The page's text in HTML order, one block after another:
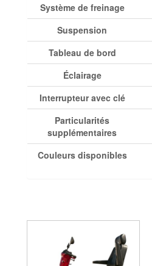
Système de freinage
Suspension
Tableau de bord
Éclairage
Interrupteur avec clé
Particularités
supplémentaires
Couleurs disponibles